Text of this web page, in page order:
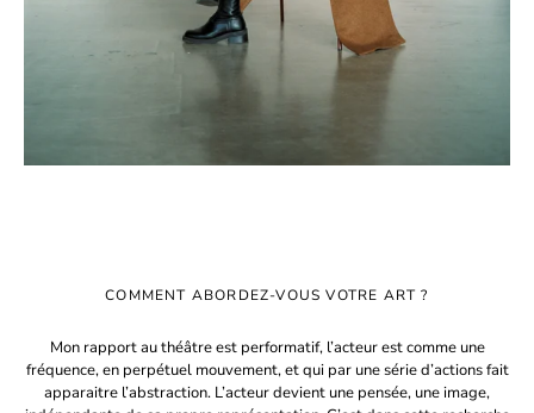
COMMENT ABORDEZ-VOUS VOTRE ART ?
Mon rapport au théâtre est performatif, l’acteur est comme une
fréquence, en perpétuel mouvement, et qui par une série d’actions fait
apparaitre l’abstraction. L’acteur devient une pensée, une image,